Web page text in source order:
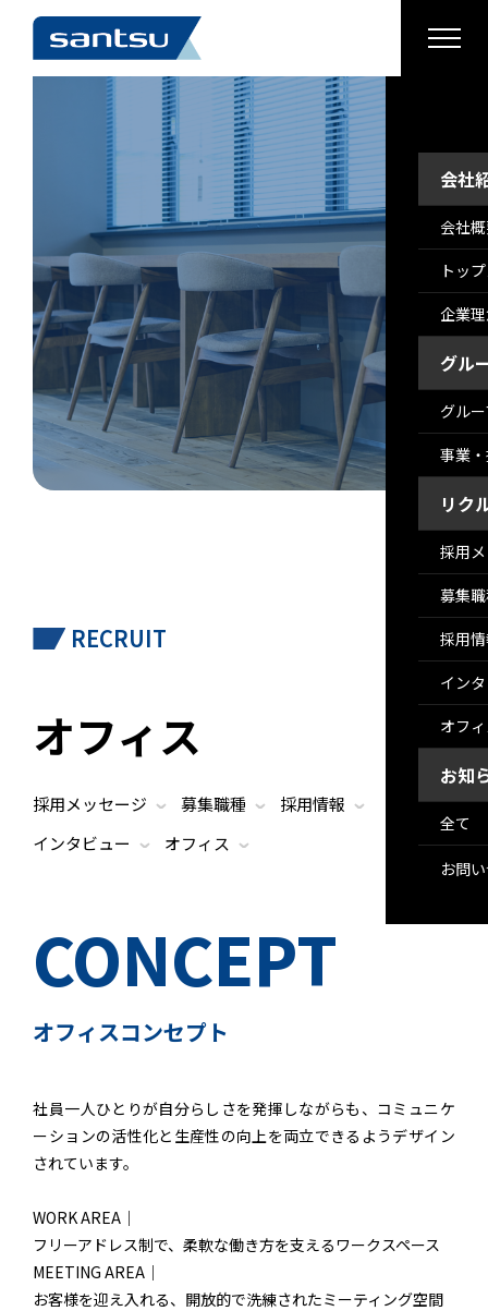
会社
会社
トッ
企業
グル
グル
事業
リク
採用
募集
採用
イン
オフ
お知
全て
お問
RECRUIT
オフィス
採用メッセージ › 募集職種 › 採用情報 ›
インタビュー › オフィス ›
CONCEPT
オフィスコンセプト
社員一人ひとりが自分らしさを発揮しながらも、コミュニケ
ーションの活性化と生産性の向上を両立できるようデザイン
されています。
WORK AREA｜
フリーアドレス制で、柔軟な働き方を支えるワークスペース
MEETING AREA｜
お客様を迎え入れる、開放的で洗練されたミーティング空間